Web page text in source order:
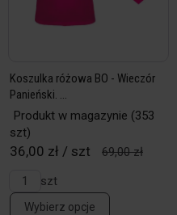
Koszulka różowa BO - Wieczór
Panieński. ...
Produkt w magazynie (353
szt)
36,00 zł / szt
69,00 zł
szt
Wybierz opcje